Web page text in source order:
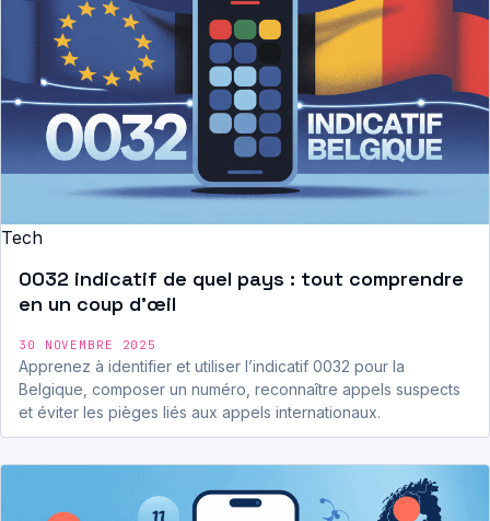
Tech
0032 indicatif de quel pays : tout comprendre
en un coup d’œil
30 NOVEMBRE 2025
Apprenez à identifier et utiliser l’indicatif 0032 pour la
Belgique, composer un numéro, reconnaître appels suspects
et éviter les pièges liés aux appels internationaux.